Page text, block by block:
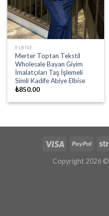
ELBISE
Merter Toptan Tekstil
Wholesale Bayan Giyim
İmalatçıları Taş İşlemeli
Simli Kadife Abiye Elbise
₺850.00
Copyright 2026 ©